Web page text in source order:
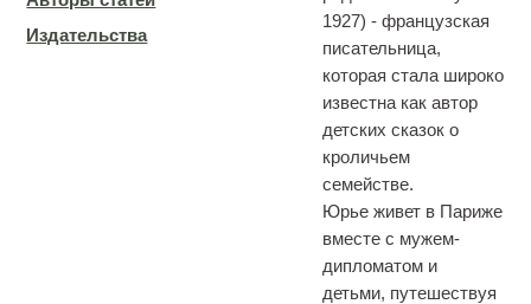
Издательства
1927) - французская
писательница,
которая стала широко
известна как автор
детских сказок о
кроличьем
семействе.
Юрье живет в Париже
вместе с мужем-
дипломатом и
детьми, путешествуя